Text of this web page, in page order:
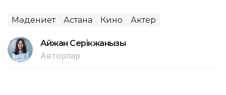
Мәдениет Астана Кино Актер
Айжан Серікжанқызы
Авторлар